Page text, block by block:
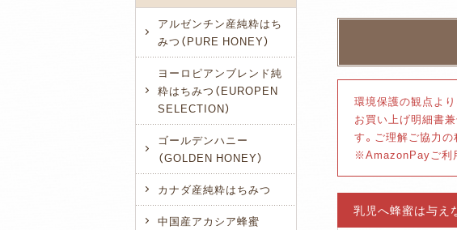
環境保護の観点より
お買い上げ明細書
す。ご理解ご協力の
※AmazonPayご利
乳児へ蜂蜜は与え
アルゼンチン産純粋はち
みつ（PURE HONEY）
ヨーロピアンブレンド純
粋はちみつ（EUROPEN
SELECTION）
ゴールデンハニー
（GOLDEN HONEY）
カナダ産純粋はちみつ
中国産アカシア蜂蜜